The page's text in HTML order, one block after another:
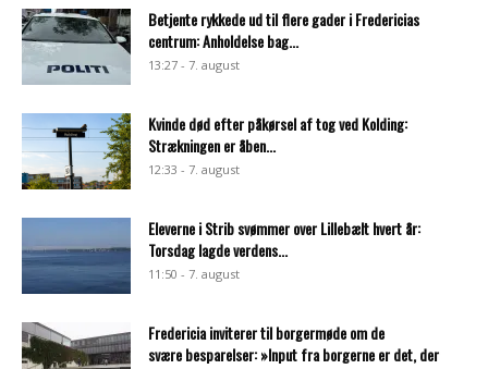
Betjente rykkede ud til flere gader i Fredericias
centrum: Anholdelse bag...
13:27 - 7. august
Kvinde død efter påkørsel af tog ved Kolding:
Strækningen er åben...
12:33 - 7. august
Eleverne i Strib svømmer over Lillebælt hvert år:
Torsdag lagde verdens...
11:50 - 7. august
Fredericia inviterer til borgermøde om de
svære besparelser: »Input fra borgerne er det, der